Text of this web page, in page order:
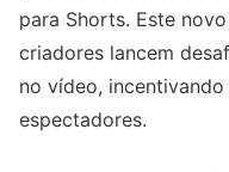
para Shorts. Este
criadores lancem
no vídeo,
espectadores.